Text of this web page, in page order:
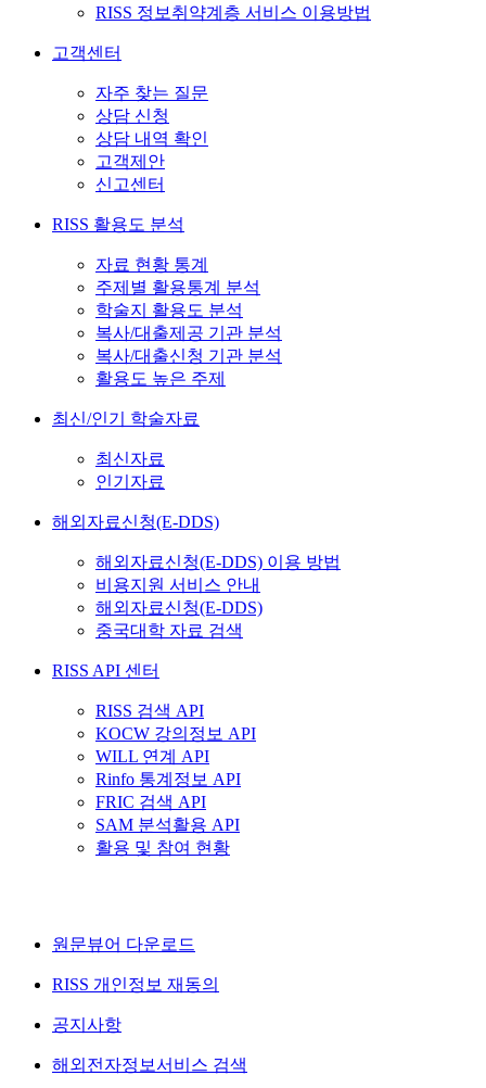
RISS 정보취약계층 서비스 이용방법
고객센터
자주 찾는 질문
상담 신청
상담 내역 확인
고객제안
신고센터
RISS 활용도 분석
자료 현황 통계
주제별 활용통계 분석
학술지 활용도 분석
복사/대출제공 기관 분석
복사/대출신청 기관 분석
활용도 높은 주제
최신/인기 학술자료
최신자료
인기자료
해외자료신청(E-DDS)
해외자료신청(E-DDS) 이용 방법
비용지원 서비스 안내
해외자료신청(E-DDS)
중국대학 자료 검색
RISS API 센터
RISS 검색 API
KOCW 강의정보 API
WILL 연계 API
Rinfo 통계정보 API
FRIC 검색 API
SAM 분석활용 API
활용 및 참여 현황
원문뷰어 다운로드
RISS 개인정보 재동의
공지사항
해외전자정보서비스 검색